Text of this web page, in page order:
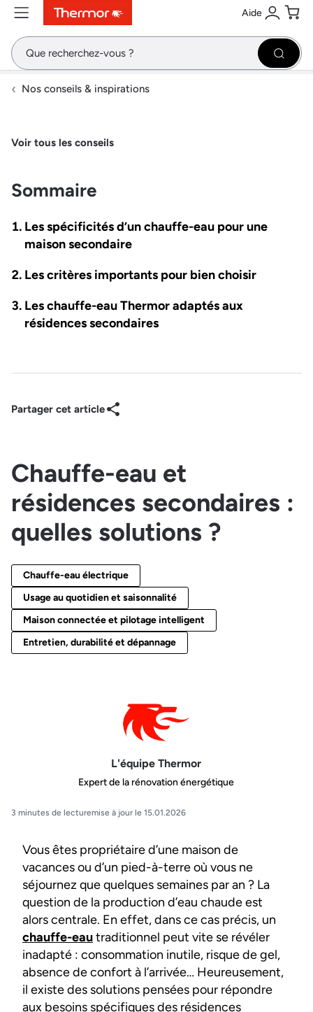
ContenuMenuRecherche Aide
Se
Nos conseils & inspirations
Voir tous les conseils
Sommaire
Les spécificités d’un chauffe-eau pour une
maison secondaire
Les critères importants pour bien choisir
Les chauffe-eau Thermor adaptés aux
résidences secondaires
Partager cet article
Chauffe-eau et
résidences secondaires :
quelles solutions ?
Chauffe-eau électrique
Usage au quotidien et saisonnalité
Maison connectée et pilotage intelligent
Entretien, durabilité et dépannage
L'équipe Thermor
Expert de la rénovation énergétique
3 minutes de lecturemise à jour le 15.01.2026
Vous êtes propriétaire d’une maison de
vacances ou d’un pied-à-terre où vous ne
séjournez que quelques semaines par an ? La
question de la production d’eau chaude est
alors centrale. En effet, dans ce cas précis, un
chauffe-eautraditionnel peut vite se révéler
inadapté : consommation inutile, risque de gel,
absence de confort à l’arrivée… Heureusement,
il existe des solutions pensées pour répondre
aux besoins spécifiques des résidences